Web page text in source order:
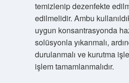
temizlenip dezenfekte
edilmelidir. Ambu
uygun konsantrasyonda
solüsyonla yıkanmalı,
durulanmalı ve kurutma
işlem tamamlanmalıdır.